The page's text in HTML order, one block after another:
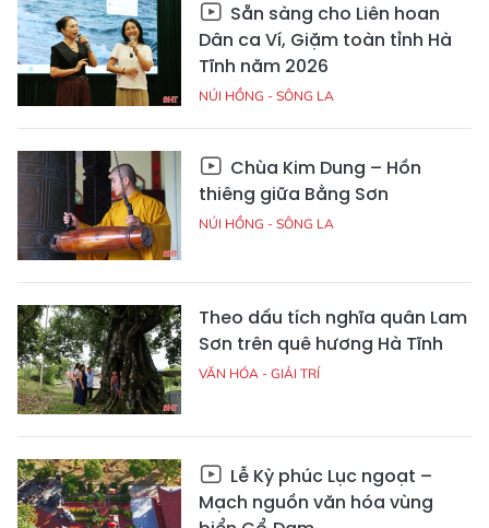
Sẵn sàng cho Liên hoan
Dân ca Ví, Giặm toàn tỉnh Hà
Tĩnh năm 2026
NÚI HỒNG - SÔNG LA
Chùa Kim Dung – Hồn
thiêng giữa Bằng Sơn
NÚI HỒNG - SÔNG LA
Theo dấu tích nghĩa quân Lam
Sơn trên quê hương Hà Tĩnh
VĂN HÓA - GIẢI TRÍ
Lễ Kỳ phúc Lục ngoạt –
Mạch nguồn văn hóa vùng